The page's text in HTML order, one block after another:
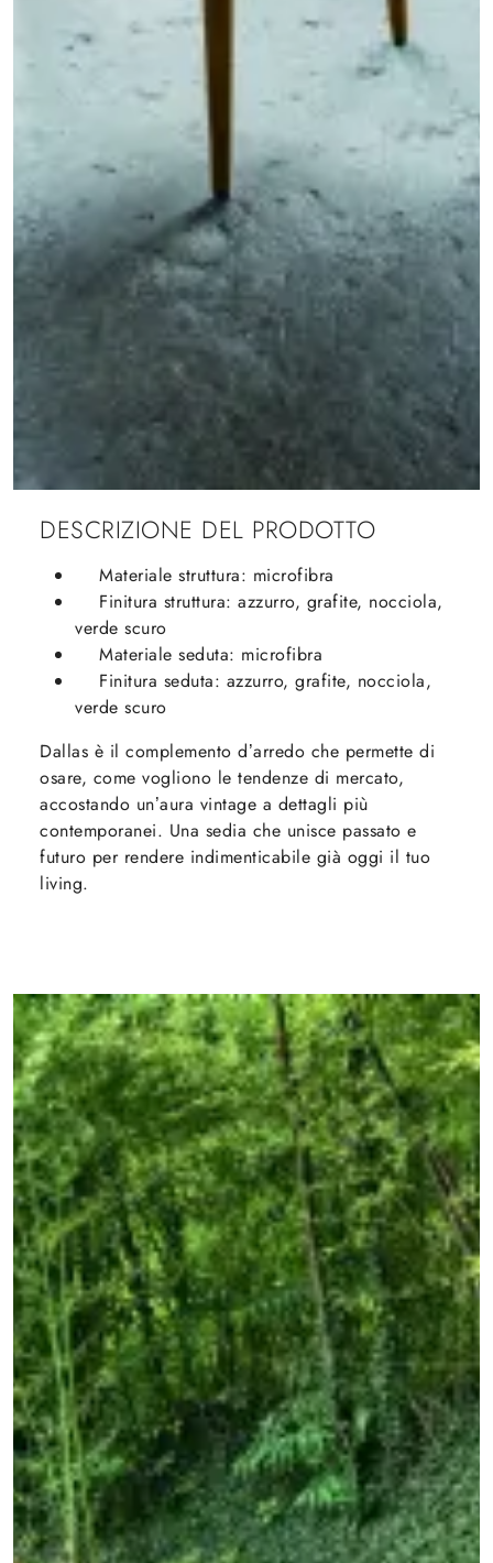
DESCRIZIONE DEL PRODOTTO
Materiale struttura: microfibra
Finitura struttura: azzurro, grafite, nocciola,
verde scuro
Materiale seduta: microfibra
Finitura seduta: azzurro, grafite, nocciola,
verde scuro
Dallas è il complemento d’arredo che permette di
osare, come vogliono le tendenze di mercato,
accostando un’aura vintage a dettagli più
contemporanei. Una sedia che unisce passato e
futuro per rendere indimenticabile già oggi il tuo
living.